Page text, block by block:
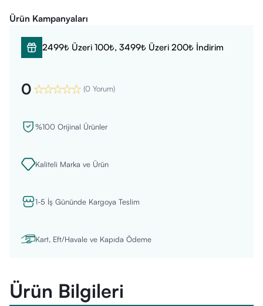
Ürün Kampanyaları
2499₺ Üzeri 100₺, 3499₺ Üzeri 200₺ İndirim
0 (0 Yorum)
%100 Orijinal Ürünler
Kaliteli Marka ve Ürün
1-5 İş Gününde Kargoya Teslim
Kart, Eft/Havale ve Kapıda Ödeme
Ürün Bilgileri